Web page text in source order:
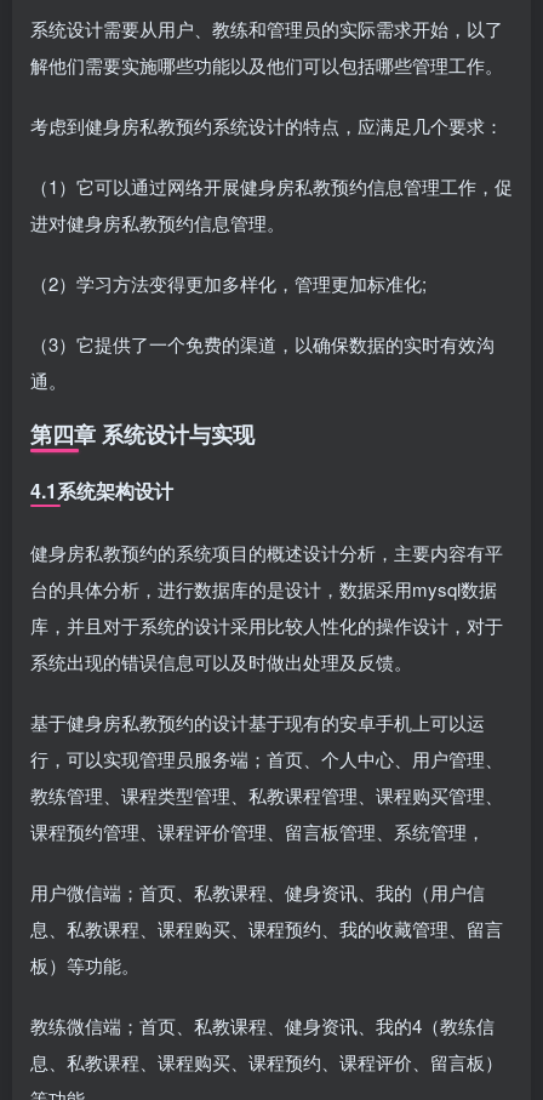
系统设计需要从用户、教练和管理员的实际需求开始，以了
解他们需要实施哪些功能以及他们可以包括哪些管理工作。
考虑到健身房私教预约系统设计的特点，应满足几个要求：
（1）它可以通过网络开展健身房私教预约信息管理工作，促
进对健身房私教预约信息管理。
（2）学习方法变得更加多样化，管理更加标准化;
（3）它提供了一个免费的渠道，以确保数据的实时有效沟
通。
第四章 系统设计与实现
4.1系统架构设计
健身房私教预约的系统项目的概述设计分析，主要内容有平
台的具体分析，进行数据库的是设计，数据采用mysql数据
库，并且对于系统的设计采用比较人性化的操作设计，对于
系统出现的错误信息可以及时做出处理及反馈。
基于健身房私教预约的设计基于现有的安卓手机上可以运
行，可以实现管理员服务端；首页、个人中心、用户管理、
教练管理、课程类型管理、私教课程管理、课程购买管理、
课程预约管理、课程评价管理、留言板管理、系统管理，
用户微信端；首页、私教课程、健身资讯、我的（用户信
息、私教课程、课程购买、课程预约、我的收藏管理、留言
板）等功能。
教练微信端；首页、私教课程、健身资讯、我的4（教练信
息、私教课程、课程购买、课程预约、课程评价、留言板）